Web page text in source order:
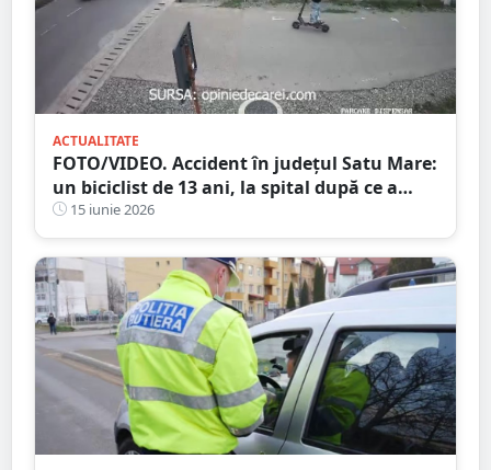
ACTUALITATE
FOTO/VIDEO. Accident în județul Satu Mare:
un biciclist de 13 ani, la spital după ce a
intrat în coliziune cu un autoturism
15 iunie 2026